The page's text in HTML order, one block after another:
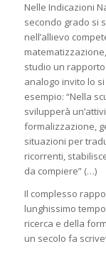
Nelle Indicazioni
secondo grado si
nell’allievo
studio un
analogo invito lo
esempio: “Nella
svilupperà
formalizzazione,
situazioni per
ricorrenti,
da compiere” (…)
Il complesso
lunghissimo
ricerca e della
un secolo fa